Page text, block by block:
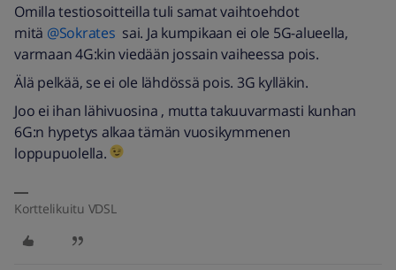
Omilla testiosoitteilla tuli samat vaihtoehdot
mitä @Sokrates sai. Ja kumpikaan ei ole 5G-alueella,
varmaan 4G:kin viedään jossain vaiheessa pois.
Älä pelkää, se ei ole lähdössä pois. 3G kylläkin.
Joo ei ihan lähivuosina , mutta takuuvarmasti kunhan
6G:n hypetys alkaa tämän vuosikymmenen
loppupuolella.
Korttelikuitu VDSL